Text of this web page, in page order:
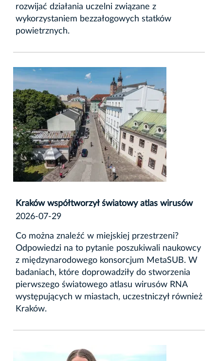
rozwijać działania uczelni związane z
wykorzystaniem bezzałogowych statków
powietrznych.
Kraków współtworzył światowy atlas wirusów
2026-07-29
Co można znaleźć w miejskiej przestrzeni?
Odpowiedzi na to pytanie poszukiwali naukowcy
z międzynarodowego konsorcjum MetaSUB. W
badaniach, które doprowadziły do stworzenia
pierwszego światowego atlasu wirusów RNA
występujących w miastach, uczestniczył również
Kraków.